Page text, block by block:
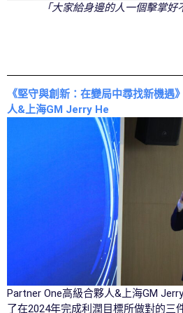
「大家給身邊的人一個擊掌好
《堅守與創新：在變局中尋找新機
人&上海GM Jerry He
Partner One高級合夥人&上海GM
了在2024年完成利潤目標所做對的三